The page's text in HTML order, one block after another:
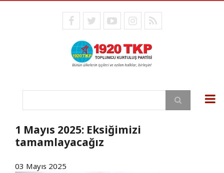
facebooktwitteryoutubeinstagram
RSS
Ara
1 Mayıs 2025: Eksiğimizi
tamamlayacağız
03 Mayıs 2025